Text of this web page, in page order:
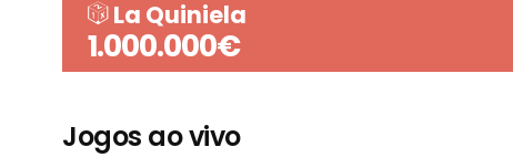
La Quiniela
1.000.000€
Jogos ao vivo